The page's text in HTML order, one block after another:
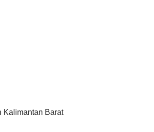
Kalimantan Barat